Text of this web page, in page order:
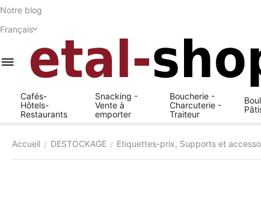
Notre blog
Français
Cafés-
Hôtels-
Restaurants
Snacking -
Vente à
emporter
Boucherie -
Charcuterie -
Traiteur
Accueil / DESTOCKAGE / Etiquettes-prix, Supports et